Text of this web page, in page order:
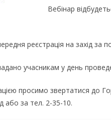
Вебінар
реєстрація на захід за
учасникам у день
просимо звертатися до
або за тел. 2-35-10.